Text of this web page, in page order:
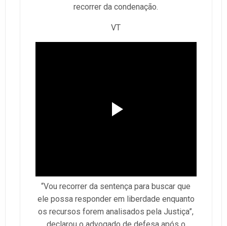
recorrer da condenação.
VT
“Vou recorrer da sentença para buscar que
ele possa responder em liberdade enquanto
os recursos forem analisados pela Justiça”,